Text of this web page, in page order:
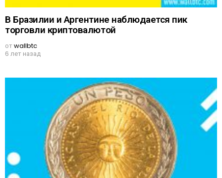
В Бразилии и Аргентине наблюдается пик
торговли криптовалютой
отwallbtc
6 лет назад